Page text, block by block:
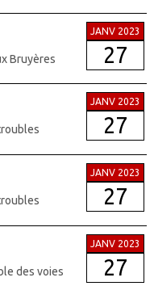
Bruyères
JANV 2023
27
JANV 2023
27
JANV 2023
27
des voies
JANV 2023
27